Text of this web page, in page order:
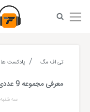
تی اف مگ پادکست ها
معرفی مجموعه 9 عددی آچار آلن ورا مدل 05133163001
سه شنبه 28 مرداد 1404